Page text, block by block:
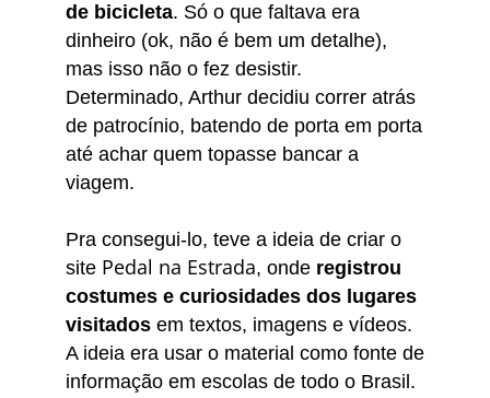
de bicicleta. Só o que faltava era
dinheiro (ok, não é bem um detalhe),
mas isso não o fez desistir.
Determinado, Arthur decidiu correr atrás
de patrocínio, batendo de porta em porta
até achar quem topasse bancar a
viagem.
Pra consegui-lo, teve a ideia de criar o
site Pedal na Estrada, onde registrou
costumes e curiosidades dos lugares
visitados em textos, imagens e vídeos.
A ideia era usar o material como fonte de
informação em escolas de todo o Brasil.